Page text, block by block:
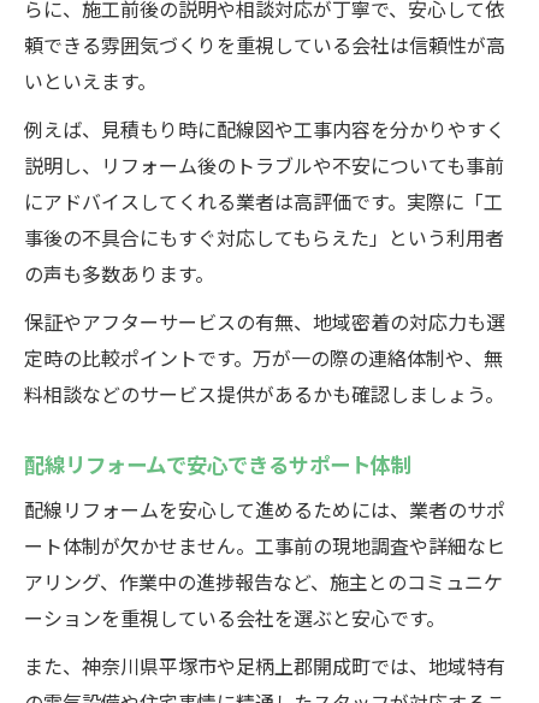
平塚市の住宅リフォーム配線事例に学ぶ
配線リフォームで発生しやすい問題点とは
リフォーム配線で施工前に準備すべき内容
平塚市でリフォーム配線業者選びのコツ
住宅リフォーム配線の見積もり依頼方法
リフォーム配線見積もりで押さえたい流れ
住宅リフォーム配線費用の目安と比較法
件
配線リフォームの見積もり書で確認する点
る方法
らに、施工前後の説明や相談対応が丁寧で、安心して依
頼できる雰囲気づくりを重視している会社は信頼性が高
いといえます。
例えば、見積もり時に配線図や工事内容を分かりやすく
説明し、リフォーム後のトラブルや不安についても事前
にアドバイスしてくれる業者は高評価です。実際に「工
事後の不具合にもすぐ対応してもらえた」という利用者
の声も多数あります。
保証やアフターサービスの有無、地域密着の対応力も選
定時の比較ポイントです。万が一の際の連絡体制や、無
料相談などのサービス提供があるかも確認しましょう。
配線リフォームで安心できるサポート体制
配線リフォームを安心して進めるためには、業者のサポ
ート体制が欠かせません。工事前の現地調査や詳細なヒ
アリング、作業中の進捗報告など、施主とのコミュニケ
ーションを重視している会社を選ぶと安心です。
また、神奈川県平塚市や足柄上郡開成町では、地域特有